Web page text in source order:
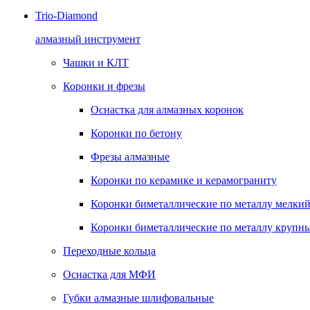
Trio-Diamond
алмазный инструмент
Чашки и КЛТ
Коронки и фрезы
Оснастка для алмазных коронок
Коронки по бетону
Фрезы алмазные
Коронки по керамике и керамограниту
Коронки биметаллические по металлу
Коронки биметаллические по металлу
Переходные кольца
Оснастка для МФИ
Губки алмазные шлифовальные